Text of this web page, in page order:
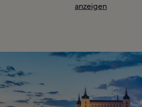
anzeigen